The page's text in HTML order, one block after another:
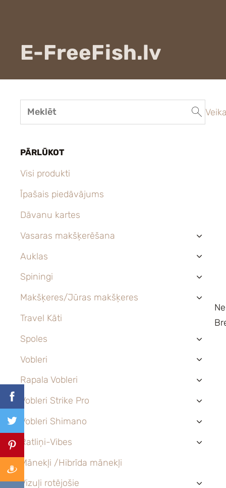
E-FreeFish.lv
PĀRLŪKOT
Visi produkti
Īpašais piedāvājums
Dāvanu kartes
Vasaras makšķerēšana
›
Auklas ›
Spiningi ›
Makšķeres/Jūras makšķeres ›
Travel Kāti
Spoles
›
Vobleri ›
Rapala Vobleri ›
Vobleri Strike Pro ›
Vobleri Shimano ›
Ratliņi-Vibes ›
Mānekļi /Hibrīda mānekļi
Vizuļi rotējošie
›